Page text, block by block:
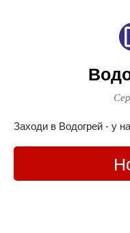
Заходи в Водогрей - у